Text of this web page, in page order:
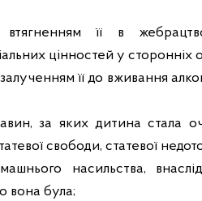
її в
цінностей у сторонніх
її до вживання
за яких дитина стала
свободи, статевої
насильства,
вона була;